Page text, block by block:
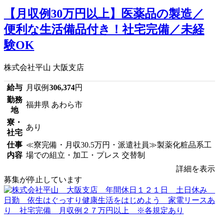
【月収例30万円以上】医薬品の製造／
便利な生活備品付き！社宅完備／未経
験OK
株式会社平山 大阪支店
給与 月収例 306,374円
勤務
地
福井県 あわら市
寮・
社宅
あり
仕事
内容
≪寮完備・月収30.5万円・派遣社員≫製薬化粧品系工
場での組立・加工・プレス 交替制
詳細を表示
募集が停止しています